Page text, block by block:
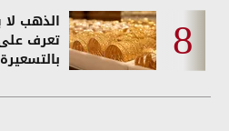
الذهب لا
تعرف